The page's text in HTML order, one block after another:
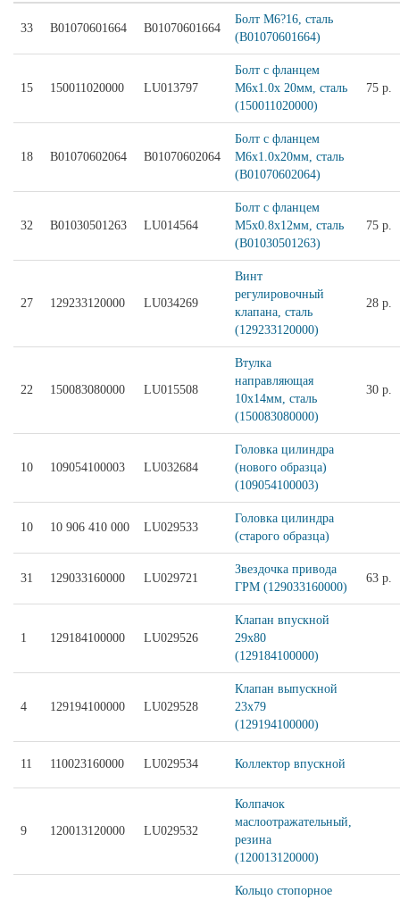
33 B01070601664 B01070601664
Болт M6?16, сталь
(B01070601664)
15 150011020000 LU013797
Болт с фланцем
M6x1.0x 20мм, сталь
(150011020000)
75 р.
18 B01070602064 B01070602064
Болт с фланцем
M6х1.0х20мм, сталь
(B01070602064)
32 B01030501263 LU014564
Болт с фланцем
М5х0.8х12мм, сталь
(B01030501263)
75 р.
27 129233120000 LU034269
Винт
регулировочный
клапана, сталь
(129233120000)
28 р.
22 150083080000 LU015508
Втулка
направляющая
10х14мм, сталь
(150083080000)
30 р.
10 109054100003 LU032684
Головка цилиндра
(нового образца)
(109054100003)
10 10 906 410 000 LU029533
Головка цилиндра
(старого образца)
31 129033160000 LU029721
Звездочка привода
ГРМ (129033160000)
63 р.
1 129184100000 LU029526
Клапан впускной
29x80
(129184100000)
4 129194100000 LU029528
Клапан выпускной
23x79
(129194100000)
11 110023160000 LU029534 Коллектор впускной
9 120013120000 LU029532
Колпачок
маслоотражательный,
резина
(120013120000)
Кольцо стопорное